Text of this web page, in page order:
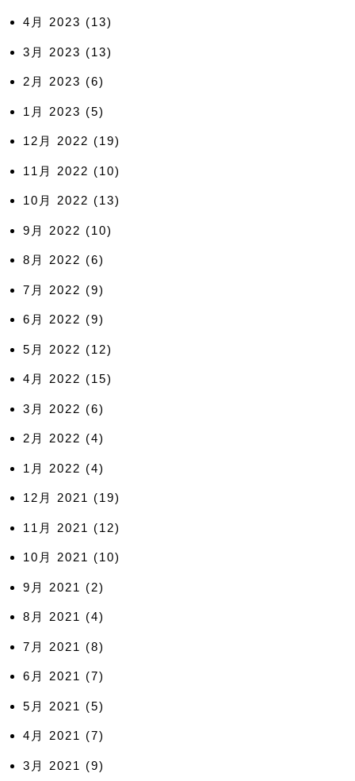
4月 2023 (13)
3月 2023 (13)
2月 2023 (6)
1月 2023 (5)
12月 2022 (19)
11月 2022 (10)
10月 2022 (13)
9月 2022 (10)
8月 2022 (6)
7月 2022 (9)
6月 2022 (9)
5月 2022 (12)
4月 2022 (15)
3月 2022 (6)
2月 2022 (4)
1月 2022 (4)
12月 2021 (19)
11月 2021 (12)
10月 2021 (10)
9月 2021 (2)
8月 2021 (4)
7月 2021 (8)
6月 2021 (7)
5月 2021 (5)
4月 2021 (7)
3月 2021 (9)